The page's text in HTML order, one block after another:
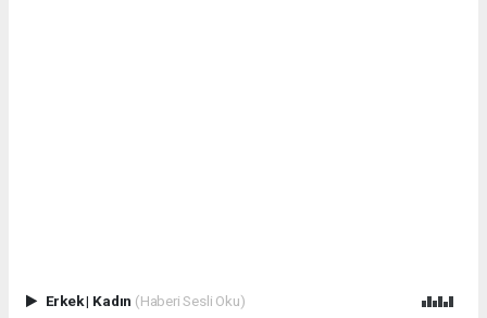
Erkek| Kadın (Haberi Sesli Oku)